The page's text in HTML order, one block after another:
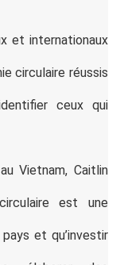
et internationaux
circulaire réussis
ceux qui
Vietnam, Caitlin
est une
et qu’investir